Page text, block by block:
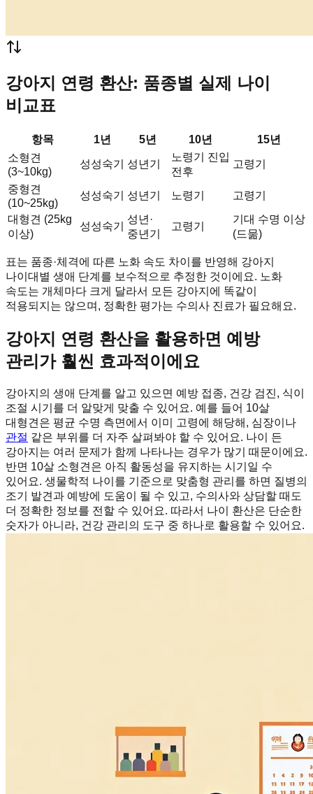
강아지 연령 환산: 품종별 실제 나이
비교표
항목 1년 5년 10년
15년
소형견
(3~10kg)
성성숙기 성년기
노령기 진입
전후
고령기
중형견
(10~25kg)
성성숙기 성년기 노령기
고령기
대형견 (25kg
이상)
성성숙기
성년·
중년기
고령기
기대 수명 이상
(드묾)
표는 품종·체격에 따른 노화 속도 차이를 반영해 강아지
나이대별 생애 단계를 보수적으로 추정한 것이에요. 노화
속도는 개체마다 크게 달라서 모든 강아지에 똑같이
적용되지는 않으며, 정확한 평가는 수의사 진료가 필요해요.
강아지 연령 환산을 활용하면 예방
관리가 훨씬 효과적이에요
강아지의 생애 단계를 알고 있으면 예방 접종, 건강 검진, 식이
조절 시기를 더 알맞게 맞출 수 있어요. 예를 들어 10살
대형견은 평균 수명 측면에서 이미 고령에 해당해, 심장이나
관절 같은 부위를 더 자주 살펴봐야 할 수 있어요. 나이 든
강아지는 여러 문제가 함께 나타나는 경우가 많기 때문이에요.
반면 10살 소형견은 아직 활동성을 유지하는 시기일 수
있어요. 생물학적 나이를 기준으로 맞춤형 관리를 하면 질병의
조기 발견과 예방에 도움이 될 수 있고, 수의사와 상담할 때도
더 정확한 정보를 전할 수 있어요. 따라서 나이 환산은 단순한
숫자가 아니라, 건강 관리의 도구 중 하나로 활용할 수 있어요.